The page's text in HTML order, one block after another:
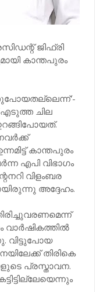
ജിഫ്രി
കാന്തപുരം
ചില
കാന്തപുരം
എപി വിഭാഗം
വിളംബര
അദ്ദേഹം.
വാർഷികത്തിൽ
വിട്ടുപോയ
തിരികെ
പ്രസ്താവന.